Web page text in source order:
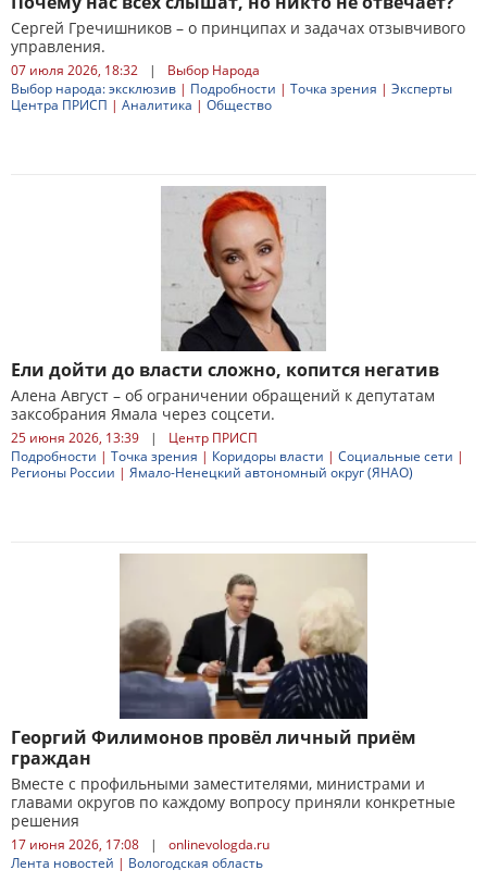
Сергей Гречишников – о принципах и задачах отзывчивого
управления.
07 июля 2026, 18:32 |
Выбор Народа
Выбор народа: эксклюзив | Подробности | Точка зрения | Эксперты
Центра ПРИСП | Аналитика | Общество
Ели дойти до власти сложно, копится негатив
Алена Август – об ограничении обращений к депутатам
заксобрания Ямала через соцсети.
25 июня 2026, 13:39 |
Центр ПРИСП
Подробности | Точка зрения | Коридоры власти | Социальные сети |
Регионы России | Ямало-Ненецкий автономный округ (ЯНАО)
Георгий Филимонов провёл личный приём
граждан
Вместе с профильными заместителями, министрами и
главами округов по каждому вопросу приняли конкретные
решения
17 июня 2026, 17:08 |
onlinevologda.ru
Лента новостей | Вологодская область